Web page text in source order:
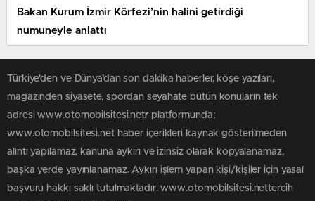
Bakan Kurum İzmir Körfezi’nin halini getirdiği
numuneyle anlattı
Türkiye'den ve Dünya’dan son dakika haberler, köşe yazıları,
magazinden siyasete, spordan seyahate bütün konuların tek
adresi www.otomobilsitesi.netr platformunda;
www.otomobilsitesi.net haber içerikleri kaynak gösterilmeden
alıntı yapılamaz, kanuna aykırı ve izinsiz olarak kopyalanamaz,
başka yerde yayınlanamaz. Aykırı işlem yapan kişi/kişiler için yasal
başvuru hakkı saklı tutulmaktadır. www.otomobilsitesi.nettercih